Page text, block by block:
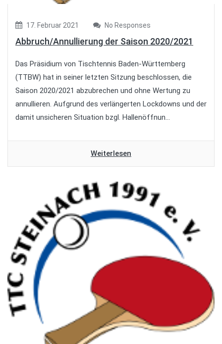
17. Februar 2021 No Responses
Abbruch/Annullierung der Saison 2020/2021
Das Präsidium von Tischtennis Baden-Württemberg
(TTBW) hat in seiner letzten Sitzung beschlossen, die
Saison 2020/2021 abzubrechen und ohne Wertung zu
annullieren. Aufgrund des verlängerten Lockdowns und der
damit unsicheren Situation bzgl. Hallenöffnun...
Weiterlesen